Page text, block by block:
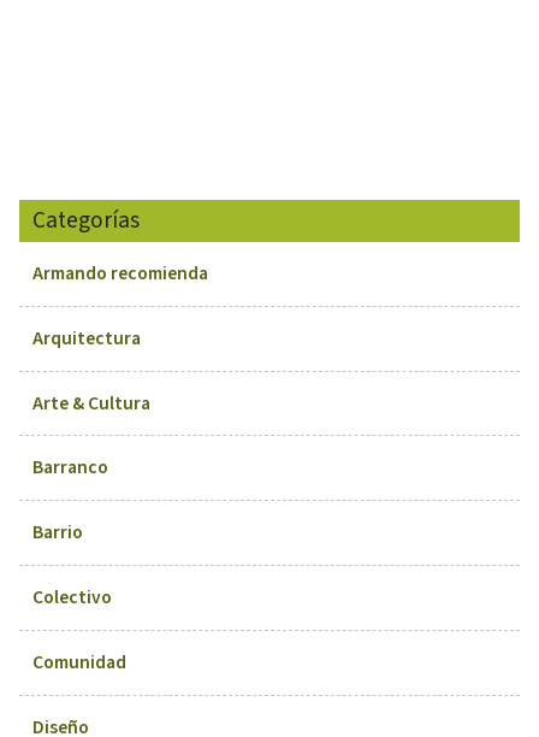
Categorías
Armando recomienda
Arquitectura
Arte & Cultura
Barranco
Barrio
Colectivo
Comunidad
Diseño